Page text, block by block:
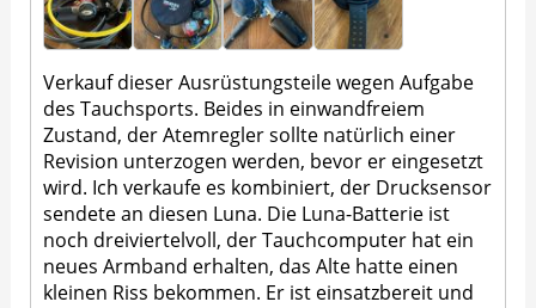
Verkauf dieser Ausrüstungsteile wegen Aufgabe
des Tauchsports. Beides in einwandfreiem
Zustand, der Atemregler sollte natürlich einer
Revision unterzogen werden, bevor er eingesetzt
wird. Ich verkaufe es kombiniert, der Drucksensor
sendete an diesen Luna. Die Luna-Batterie ist
noch dreiviertelvoll, der Tauchcomputer hat ein
neues Armband erhalten, das Alte hatte einen
kleinen Riss bekommen. Er ist einsatzbereit und